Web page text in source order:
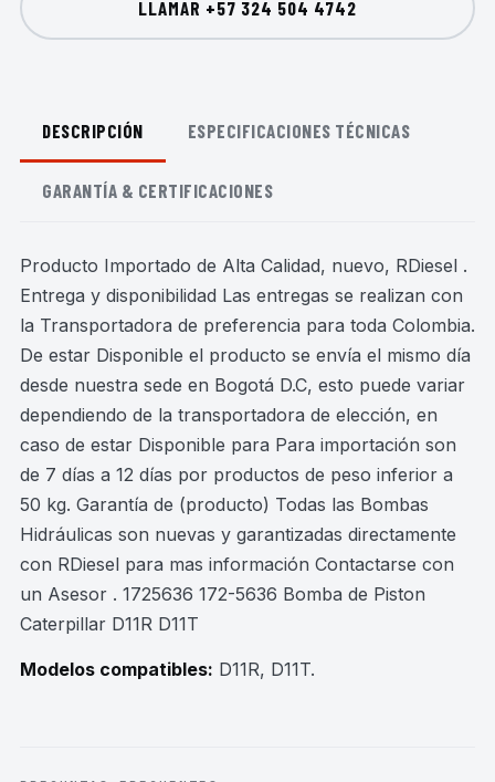
LLAMAR +57 324 504 4742
DESCRIPCIÓN ESPECIFICACIONES TÉCNICAS
GARANTÍA & CERTIFICACIONES
Producto Importado de Alta Calidad, nuevo, RDiesel .
Entrega y disponibilidad Las entregas se realizan con
la Transportadora de preferencia para toda Colombia.
De estar Disponible el producto se envía el mismo día
desde nuestra sede en Bogotá D.C, esto puede variar
dependiendo de la transportadora de elección, en
caso de estar Disponible para Para importación son
de 7 días a 12 días por productos de peso inferior a
50 kg. Garantía de (producto) Todas las Bombas
Hidráulicas son nuevas y garantizadas directamente
con RDiesel para mas información Contactarse con
un Asesor . 1725636 172-5636 Bomba de Piston
Caterpillar D11R D11T
Modelos compatibles: D11R, D11T.